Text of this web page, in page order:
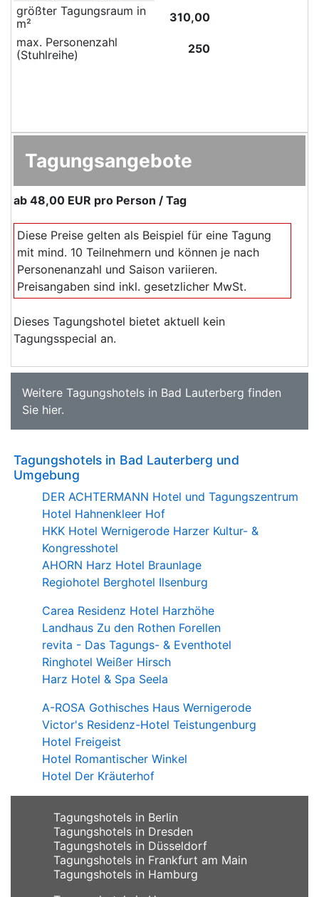
größter Tagungsraum in
m²
310,00
max. Personenzahl
(Stuhlreihe)
250
Tagungsangebote
ab 48,00 EUR pro Person / Tag
Diese Preise gelten als Beispiel für eine Tagung
mit mind. 10 Teilnehmern und können je nach
Personenanzahl und Saison variieren.
Preisangaben sind inkl. gesetzlicher MwSt.
Dieses Tagungshotel bietet aktuell kein
Tagungsspecial an.
Weitere Tagungshotels in Bad Lauterberg finden
Sie hier.
Tagungshotels in Bad Lauterberg und
Umgebung
DER ACHTERMANN Hotel und Tagungszentrum
Hotel Hahnenkleer Hof
HKK Hotel Wernigerode Harzer Kultur- &
Kongresshotel
AHORN Harz Hotel Braunlage
Regiohotel Berghotel Ilsenburg
Carea Residenz Hotel Harzhöhe
Landhaus Zu den Rothen Forellen
revita - Das Tagungs- & Eventhotel
Ringhotel Weißer Hirsch
Harz Hotel & Spa Seela
A-ROSA Gothisches Haus Wernigerode
Victor's Residenz-Hotel Teistungenburg
Hotel Freigeist
Hotel Romantischer Winkel
Hotel Der Kräuterhof
Tagungshotels in Berlin
Tagungshotels in Dresden
Tagungshotels in Düsseldorf
Tagungshotels in Frankfurt am Main
Tagungshotels in Hamburg